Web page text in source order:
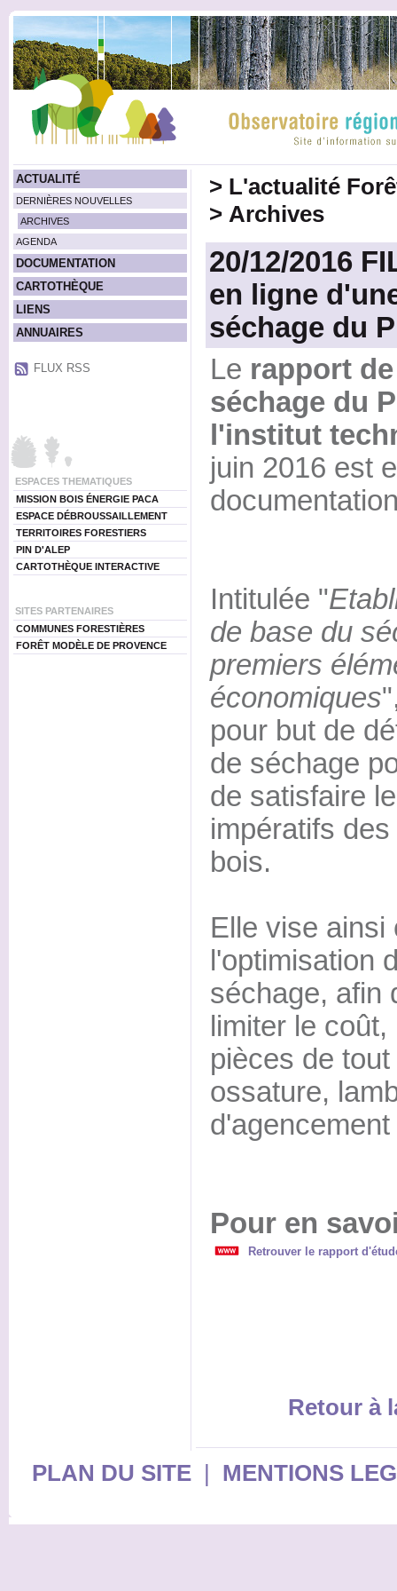
ACTUALITÉ
DERNIÈRES NOUVELLES
ARCHIVES
AGENDA
DOCUMENTATION
CARTOTHÈQUE
LIENS
ANNUAIRES
FLUX RSS
ESPACES THEMATIQUES
MISSION BOIS ÉNERGIE PACA
ESPACE DÉBROUSSAILLEMENT
TERRITOIRES FORESTIERS
PIN D'ALEP
CARTOTHÈQUE INTERACTIVE
SITES PARTENAIRES
COMMUNES FORESTIÈRES
FORÊT MODÈLE DE PROVENCE
> L'actualité
> Archives
20/12/2016
en ligne
séchage du
Le rapport
séchage du
l'institut
juin 2016 est
Intitulée "
de base du
premiers
économiques
pour but de
de séchage
de satisfaire
impératifs
bois.
Elle vise ainsi
l'optimisation
séchage, afin
limiter le
pièces de
ossature,
Pour en
Retrouver le rapport
Retour à
PLAN DU SITE| MENTIONS